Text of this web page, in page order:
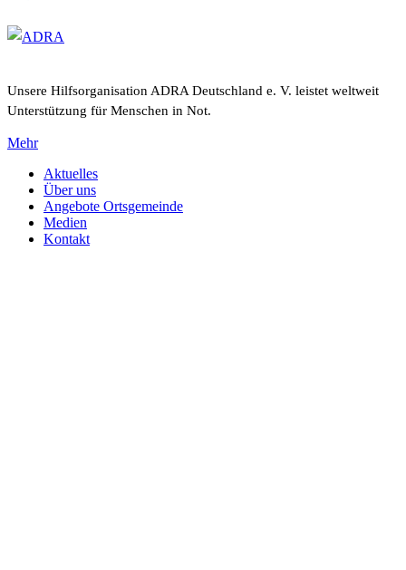
Unsere Hilfsorganisation ADRA Deutschland e. V. leistet weltweit
Unterstützung für Menschen in Not.
Mehr
Aktuelles
Über uns
Angebote Ortsgemeinde
Medien
Kontakt